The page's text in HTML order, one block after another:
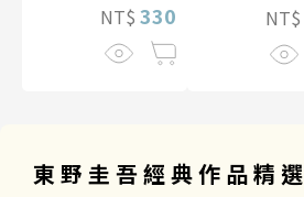
NT$ 330 NT$
東野圭吾經典作品精選